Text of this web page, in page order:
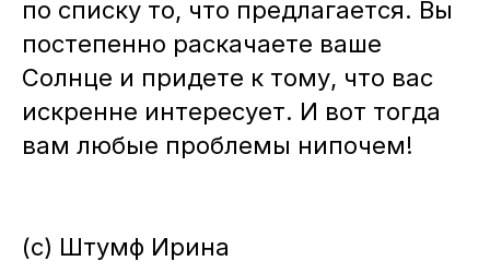
по списку то, что предлагается. Вы
постепенно раскачаете ваше
Солнце и придете к тому, что вас
искренне интересует. И вот тогда
вам любые проблемы нипочем!
(с) Штумф Ирина